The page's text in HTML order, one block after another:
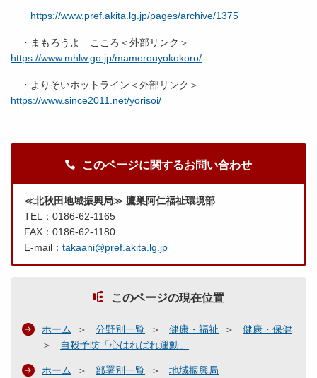
https://www.pref.akita.lg.jp/pages/archive/1375
・まもろうよ こころ＜外部リンク＞
https://www.mhlw.go.jp/mamorouyokokoro/
・よりそいホットライン＜外部リンク＞
https://www.since2011.net/yorisoi/
このページに関するお問い合わせ
≪北秋田地域振興局≫ 鷹巣阿仁福祉環境部
TEL：0186-62-1165
FAX：0186-62-1180
E-mail： takaani@pref.akita.lg.jp
このページの現在位置
ホーム 分野別一覧 健康・福祉
健康・保健
自殺予防「心はればれ運動」
ホーム 部署別一覧
地域振興局